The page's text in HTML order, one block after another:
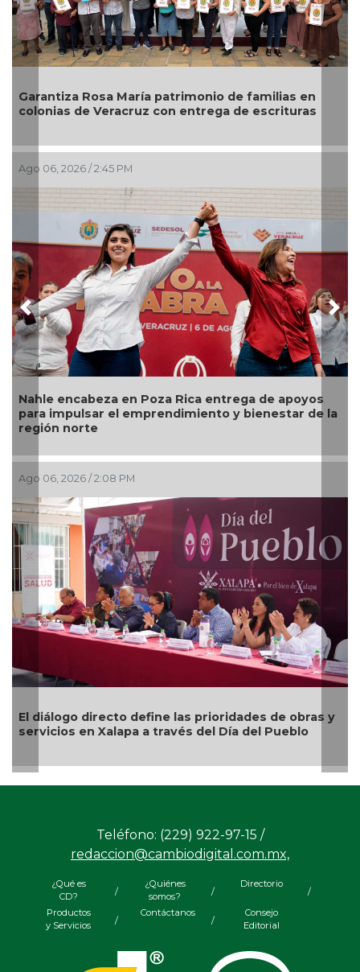
Garantiza Rosa María patrimonio de familias en
colonias de Veracruz con entrega de escrituras
Ago 06, 2026 / 2:45 PM
Nahle encabeza en Poza Rica entrega de apoyos
para impulsar el emprendimiento y bienestar de la
región norte
Ago 06, 2026 / 2:08 PM
El diálogo directo define las prioridades de obras y
servicios en Xalapa a través del Día del Pueblo
Previous
Teléfono: (229) 922-97-15 /
redaccion@cambiodigital.com.mx,
¿Qué es
CD?
/
¿Quiénes
somos?
/
Directorio
/
Productos
y Servicios
/
Contáctanos
/
Consejo
Editorial